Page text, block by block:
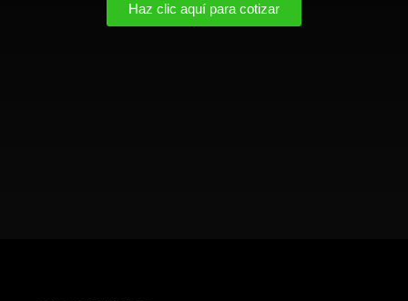
Haz clic aquí para cotizar